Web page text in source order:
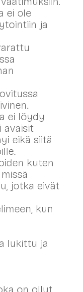
ei ole
ja
ei löydy
avaisit
eikä siitä
kuten
jotka eivät
kun
lukittu ja